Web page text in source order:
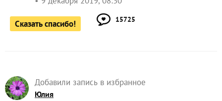
Сказать спасибо! 15725
Добавили запись в избранное
Юлия